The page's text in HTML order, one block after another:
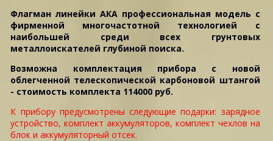
Флагман линейки АКА профессиональная модель с
фирменной многочастотной технологией с
наибольшей среди всех грунтовых
металлоискателей глубиной поиска.
Возможна комплектация прибора с новой
облегченной телескопической карбоновой штангой
- стоимость комплекта 114000 руб.
К прибору предусмотрены следующие подарки: зарядное
устройство, комплект аккумуляторов, комплект чехлов на
блок и аккумуляторный отсек.